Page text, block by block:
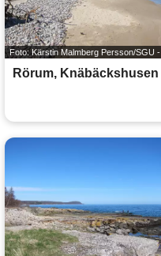
Foto: Kärstin Malmberg Persson/SGU -
Rörum, Knäbäckshusen